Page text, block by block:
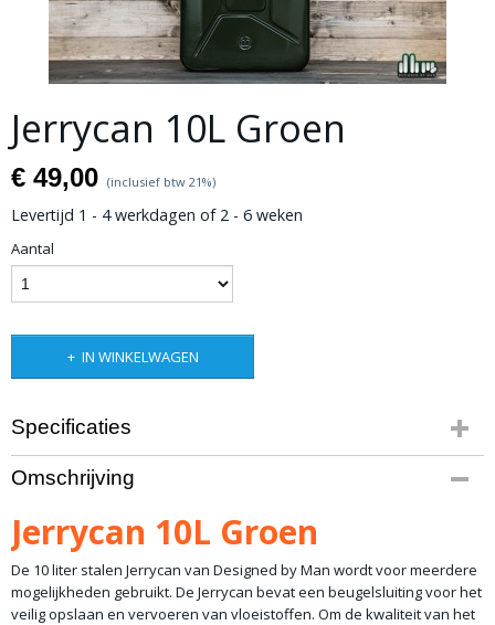
Jerrycan 10L Groen
€ 49,00 (inclusief btw 21%)
Levertijd 1 - 4 werkdagen of 2 - 6 weken
Aantal
IN WINKELWAGEN
Specificaties
Bruto gewicht
4,00 Kg
Afmetingen (l,b,h)
28,20 x 13 x 39 cm
Omschrijving
Jerrycan 10L Groen
De 10 liter stalen Jerrycan van Designed by Man wordt voor meerdere
mogelijkheden gebruikt. De Jerrycan bevat een beugelsluiting voor het
veilig opslaan en vervoeren van vloeistoffen. Om de kwaliteit van het